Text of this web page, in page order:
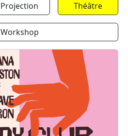
Projection Théâtre
Workshop